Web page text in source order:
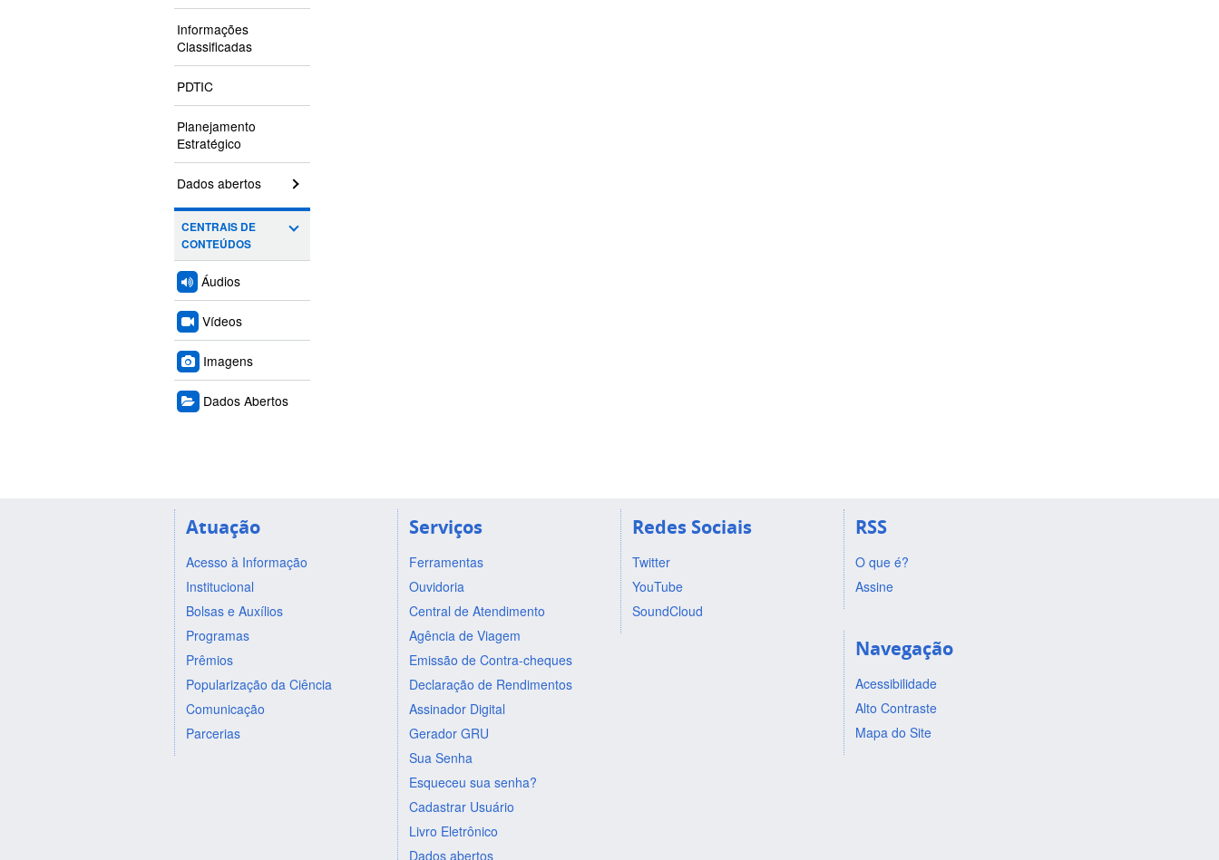
Informações
Classificadas
PDTIC
Planejamento
Estratégico
Dados abertos
CENTRAIS DE
CONTEÚDOS
Áudios
Vídeos
Imagens
Dados Abertos
Atuação
Acesso à Informação
Institucional
Bolsas e Auxílios
Programas
Prêmios
Popularização da Ciência
Comunicação
Parcerias
Serviços
Ferramentas
Ouvidoria
Central de Atendimento
Agência de Viagem
Emissão de Contra-cheques
Declaração de Rendimentos
Assinador Digital
Gerador GRU
Sua Senha
Esqueceu sua senha?
Cadastrar Usuário
Livro Eletrônico
Dados abertos
Redes Sociais
Twitter
YouTube
SoundCloud
RSS
O que é?
Assine
Navegação
Acessibilidade
Alto Contraste
Mapa do Site